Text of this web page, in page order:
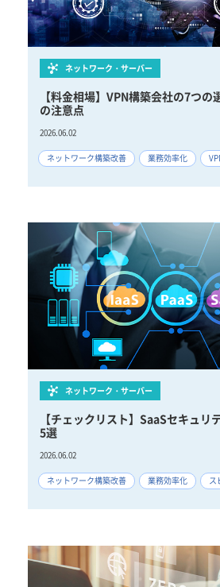
ネットワーク・サーバー
【料金相場】VPN構築会社の7つの
の注意点
2026.06.02
ネットワーク構築改善 業務効率化
ネットワーク・サーバー
【チェックリスト】SaaSセキュリ
5選
2026.06.02
ネットワーク構築改善 業務効率化 ス